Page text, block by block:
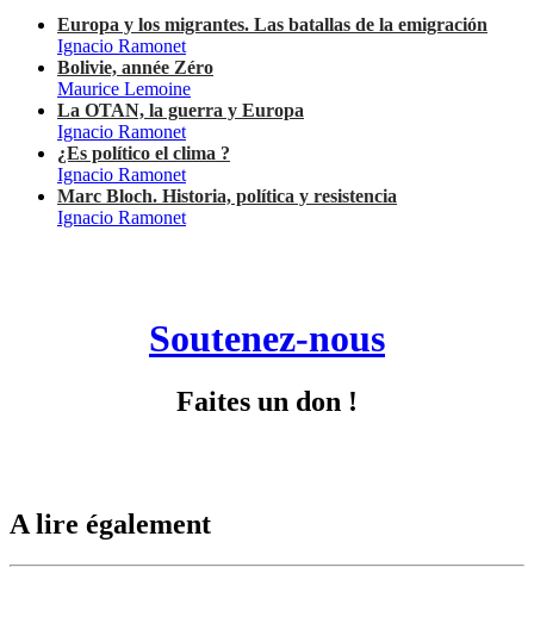
Europa y los migrantes. Las batallas de la emigración
Ignacio Ramonet
Bolivie, année Zéro
Maurice Lemoine
La OTAN, la guerra y Europa
Ignacio Ramonet
¿Es político el clima ?
Ignacio Ramonet
Marc Bloch. Historia, política y resistencia
Ignacio Ramonet
Soutenez-nous
Faites un don !
A lire également